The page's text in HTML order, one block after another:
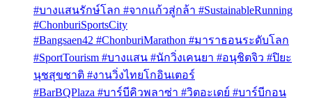
#บางแสนรักษ์โลก #จากแก้วสู่กล้า #SustainableRunning
#ChonburiSportsCity
#Bangsaen42 #ChonburiMarathon #มาราธอนระดับโลก
#SportTourism #บางแสน #นักวิ่งเคนยา #อนุชิตจิว #ปิยะ
นุชสุขชาติ #งานวิ่งไทยโกอินเตอร์
#BarBQPlaza #บาร์บีคิวพลาซ่า #วิตอะเดย์ #บาร์บีกอน